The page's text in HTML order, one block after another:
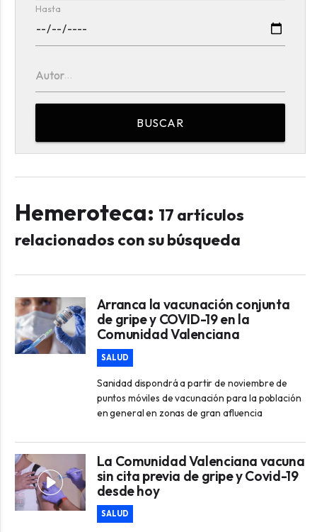
Hasta
Autor
BUSCAR
Hemeroteca: 17 artículos
relacionados con su búsqueda
Arranca la vacunación conjunta
de gripe y COVID-19 en la
Comunidad Valenciana
SALUD
Sanidad dispondrá a partir de noviembre de
puntos móviles de vacunación para la población
en general en zonas de gran afluencia
La Comunidad Valenciana vacuna
sin cita previa de gripe y Covid-19
desde hoy
SALUD